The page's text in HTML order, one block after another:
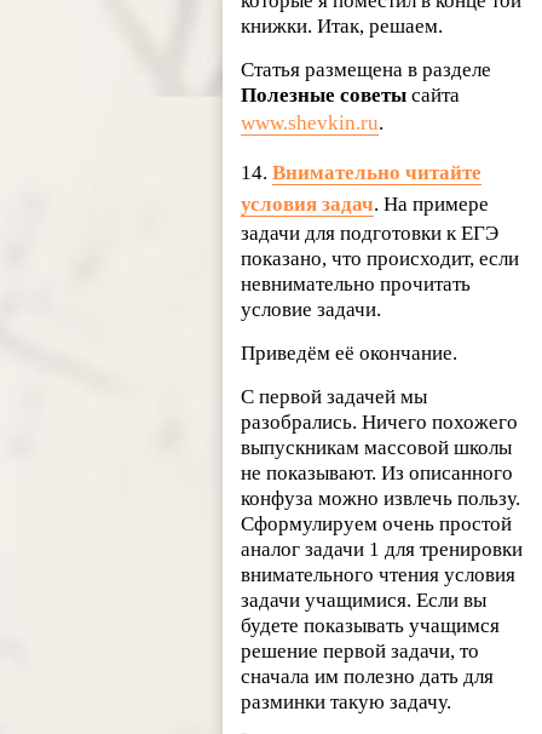
книжки. Итак, решаем.
Статья размещена в разделе
Полезные советы сайта
www.shevkin.ru.
14.Внимательно читайте
условия задач. На примере
задачи для подготовки к ЕГЭ
показано, что происходит, если
невнимательно прочитать
условие задачи.
Приведём её окончание.
С первой задачей мы
разобрались. Ничего похожего
выпускникам массовой школы
не показывают. Из описанного
конфуза можно извлечь пользу.
Сформулируем очень простой
аналог задачи 1 для тренировки
внимательного чтения условия
задачи учащимися. Если вы
будете показывать учащимся
решение первой задачи, то
сначала им полезно дать для
разминки такую задачу.